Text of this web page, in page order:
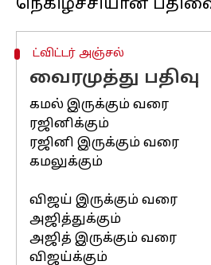
ட்விட்டர் அஞ்சல்
வைரமுத்து பதிவு
கமல் இருக்கும் வரை
ரஜினிக்கும்
ரஜினி இருக்கும் வரை
கமலுக்கும்
விஜய் இருக்கும் வரை
அஜித்துக்கும்
அஜித் இருக்கும் வரை
விஜய்க்கும்